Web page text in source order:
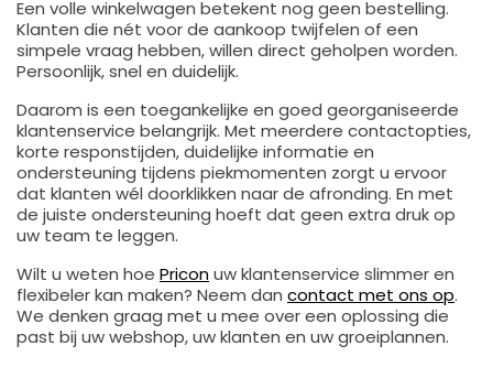
Een volle winkelwagen betekent nog geen bestelling.
Klanten die nét voor de aankoop twijfelen of een
simpele vraag hebben, willen direct geholpen worden.
Persoonlijk, snel en duidelijk.
Daarom is een toegankelijke en goed georganiseerde
klantenservice belangrijk. Met meerdere contactopties,
korte responstijden, duidelijke informatie en
ondersteuning tijdens piekmomenten zorgt u ervoor
dat klanten wél doorklikken naar de afronding. En met
de juiste ondersteuning hoeft dat geen extra druk op
uw team te leggen.
Wilt u weten hoe Priconuw klantenservice slimmer en
flexibeler kan maken? Neem dan contact met ons op.
We denken graag met u mee over een oplossing die
past bij uw webshop, uw klanten en uw groeiplannen.